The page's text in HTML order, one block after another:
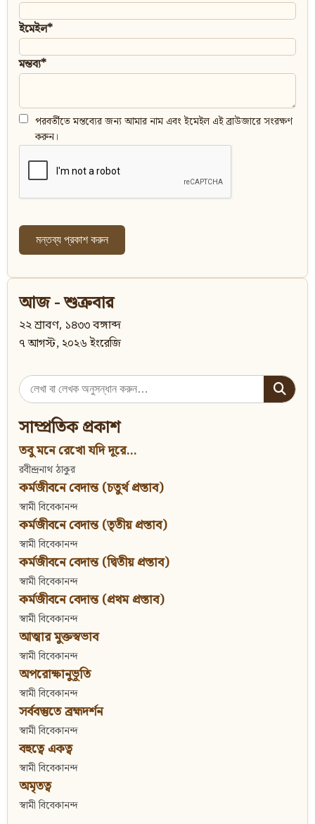
ইমেইল*
মন্তব্য*
পরবর্তীতে মন্তব্যের জন্য আমার নাম এবং ইমেইল এই ব্রাউজারে সংরক্ষণ
করুন।
আজ - শুক্রবার
২২ শ্রাবণ, ১৪৩৩ বঙ্গাব্দ
৭ আগস্ট, ২০২৬ ইংরেজি
Search
for:
সাম্প্রতিক প্রকাশ
তবু মনে রেখো যদি দূরে...
রবীন্দ্রনাথ ঠাকুর
কর্মজীবনে বেদান্ত (চতুর্থ প্রস্তাব)
স্বামী বিবেকানন্দ
কর্মজীবনে বেদান্ত (তৃতীয় প্রস্তাব)
স্বামী বিবেকানন্দ
কর্মজীবনে বেদান্ত (দ্বিতীয় প্রস্তাব)
স্বামী বিবেকানন্দ
কর্মজীবনে বেদান্ত (প্রথম প্রস্তাব)
স্বামী বিবেকানন্দ
আত্মার মুক্তস্বভাব
স্বামী বিবেকানন্দ
অপরোক্ষানুভূতি
স্বামী বিবেকানন্দ
সর্ববস্তুতে ব্রহ্মদর্শন
স্বামী বিবেকানন্দ
বহুত্বে একত্ব
স্বামী বিবেকানন্দ
অমৃতত্ব
স্বামী বিবেকানন্দ